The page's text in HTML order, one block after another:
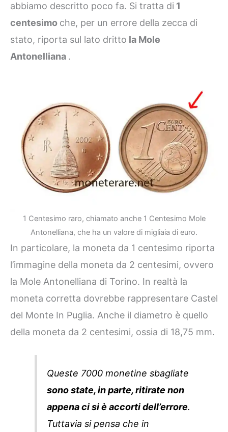
abbiamo descritto poco fa. Si tratta di 1
centesimo che, per un errore della zecca di
stato, riporta sul lato dritto la Mole
Antonelliana .
1 Centesimo raro, chiamato anche 1 Centesimo Mole
Antonelliana, che ha un valore di migliaia di euro.
In particolare, la moneta da 1 centesimo riporta
l’immagine della moneta da 2 centesimi, ovvero
la Mole Antonelliana di Torino. In realtà la
moneta corretta dovrebbe rappresentare Castel
del Monte In Puglia. Anche il diametro è quello
della moneta da 2 centesimi, ossia di 18,75 mm.
Queste 7000 monetine sbagliate
sono state, in parte, ritirate non
appena ci si è accorti dell’errore.
Tuttavia si pensa che in